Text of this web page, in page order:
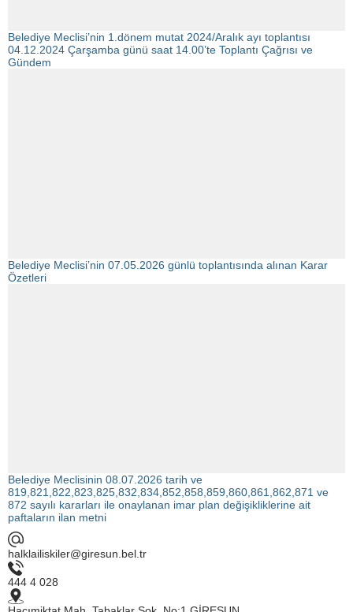
Belediye Meclisi’nin 1.dönem mutat 2024/Aralık ayı toplantısı
04.12.2024 Çarşamba günü saat 14.00’te Toplantı Çağrısı ve
Gündem
Belediye Meclisi’nin 07.05.2026 günlü toplantısında alınan Karar
Özetleri
Belediye Meclisinin 08.07.2026 tarih ve
819,821,822,823,825,832,834,852,858,859,860,861,862,871 ve
872 sayılı kararları ile onaylanan imar plan değişikliklerine ait
paftaların ilan metni
halklailiskiler@giresun.bel.tr
444 4 028